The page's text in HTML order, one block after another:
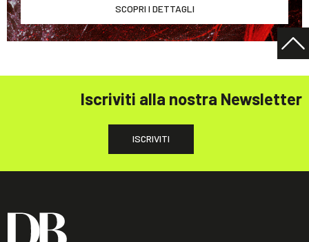
SCOPRI I DETTAGLI
Iscriviti alla nostra Newsletter
ISCRIVITI